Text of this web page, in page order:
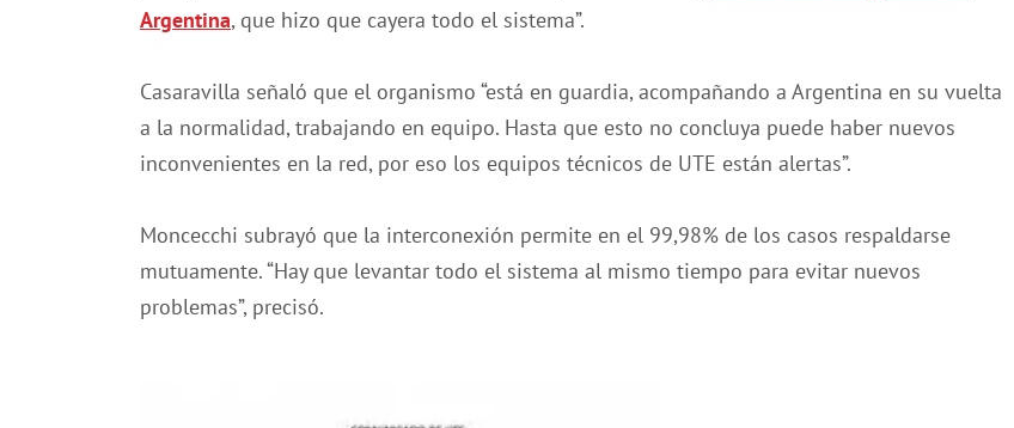
Argentina, que hizo que cayera todo el sistema”.
Casaravilla señaló que el organismo “está en guardia, acompañando a Argentina en su vuelta
a la normalidad, trabajando en equipo. Hasta que esto no concluya puede haber nuevos
inconvenientes en la red, por eso los equipos técnicos de UTE están alertas”.
Moncecchi subrayó que la interconexión permite en el 99,98% de los casos respaldarse
mutuamente. “Hay que levantar todo el sistema al mismo tiempo para evitar nuevos
problemas”, precisó.